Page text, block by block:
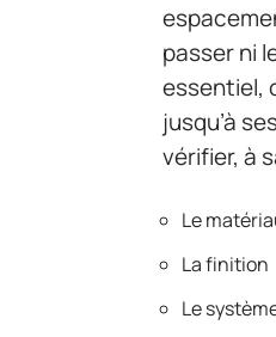
passer ni
essentiel,
jusqu’à
vérifier, à
Le
La finition
Le